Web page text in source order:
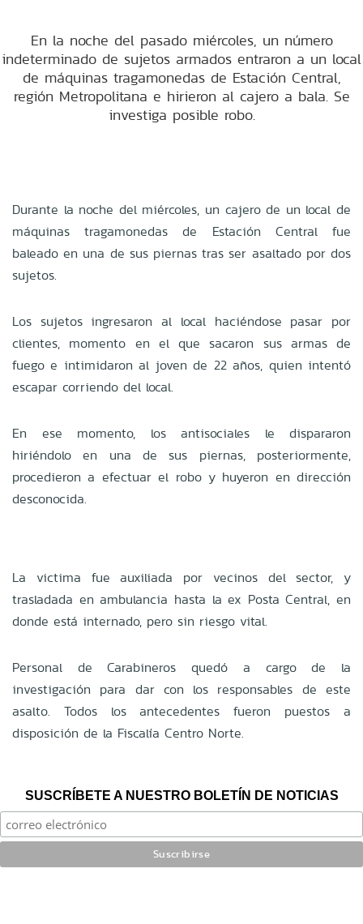
En la noche del pasado miércoles, un número
indeterminado de sujetos armados entraron a un local
de máquinas tragamonedas de Estación Central,
región Metropolitana e hirieron al cajero a bala. Se
investiga posible robo.
Durante la noche del miércoles, un cajero de un local de
máquinas tragamonedas de Estación Central fue
baleado en una de sus piernas tras ser asaltado por dos
sujetos.
Los sujetos ingresaron al local haciéndose pasar por
clientes, momento en el que sacaron sus armas de
fuego e intimidaron al joven de 22 años, quien intentó
escapar corriendo del local.
En ese momento, los antisociales le dispararon
hiriéndolo en una de sus piernas, posteriormente,
procedieron a efectuar el robo y huyeron en dirección
desconocida.
La victima fue auxiliada por vecinos del sector, y
trasladada en ambulancia hasta la ex Posta Central, en
donde está internado, pero sin riesgo vital.
Personal de Carabineros quedó a cargo de la
investigación para dar con los responsables de este
asalto. Todos los antecedentes fueron puestos a
disposición de la Fiscalía Centro Norte.
SUSCRÍBETE A NUESTRO BOLETÍN DE NOTICIAS